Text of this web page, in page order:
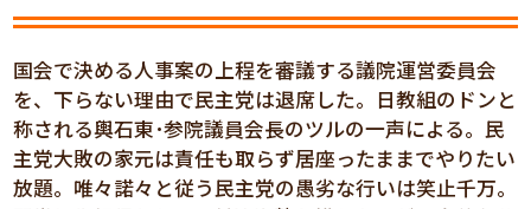
国会で決める人事案の上程を審議する議院運営委員会
を、下らない理由で民主党は退席した。日教組のドンと
称される輿石東･参院議員会長のツルの一声による。民
主党大敗の家元は責任も取らず居座ったままでやりたい
放題。唯々諾々と従う民主党の愚劣な行いは笑止千万。